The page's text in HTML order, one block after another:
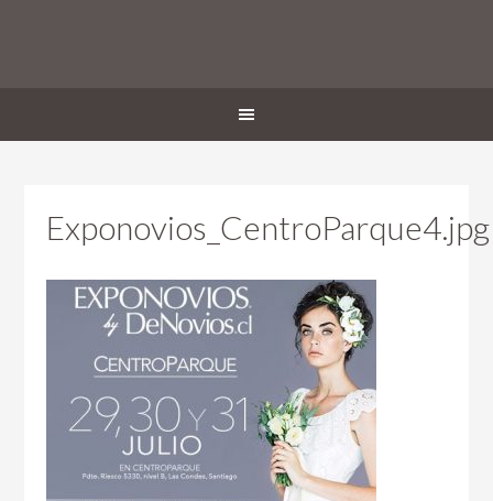
Exponovios_CentroParque4.jpg